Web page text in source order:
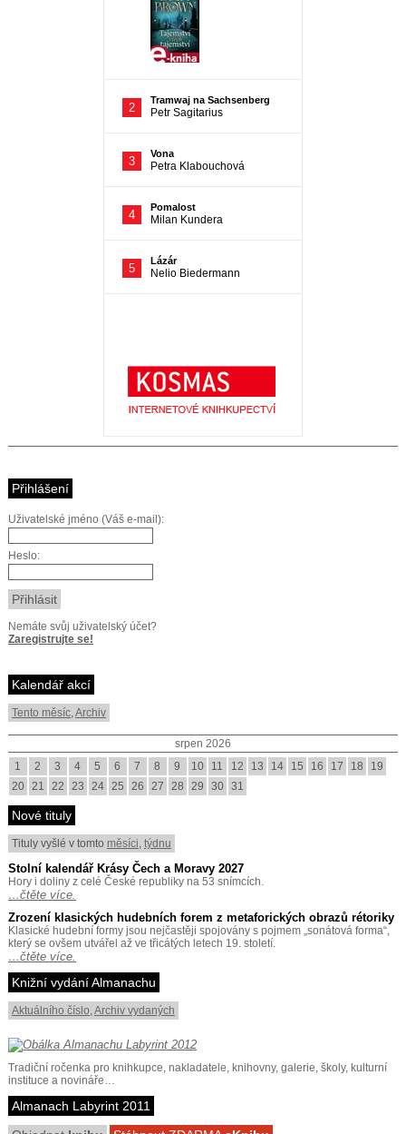
Přihlášení
Uživatelské jméno (Váš e-mail):
Heslo:
Nemáte svůj uživatelský účet?
Zaregistrujte se!
Kalendář akcí
Tento měsíc,Archiv
srpen 2026
1
2 3 4 5 6 7 8 9 10 11 12 13 14 15 16 17 18
19
20 21 22 23 24 25 26 27 28 29 30 31
Nové tituly
Tituly vyšlé v tomto měsíci, týdnu
Stolní kalendář Krásy Čech a Moravy 2027
Hory i doliny z celé České republiky na 53 snímcích.
…čtěte více.
Zrození klasických hudebních forem z metaforických obrazů rétoriky
Klasické hudební formy jsou nejčastěji spojovány s pojmem „sonátová forma“,
který se ovšem utvářel až ve třicátých letech 19. století.
…čtěte více.
Knižní vydání Almanachu
Aktuálního číslo,Archiv vydaných
Tradiční ročenka pro knihkupce, nakladatele, knihovny, galerie, školy, kulturní
instituce a novináře…
Almanach Labyrint 2011